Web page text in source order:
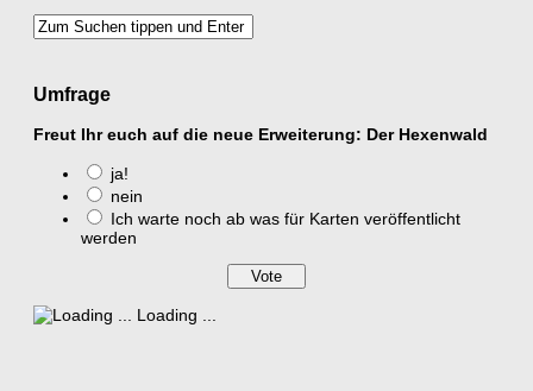
Umfrage
Freut Ihr euch auf die neue Erweiterung: Der Hexenwald
ja!
nein
Ich warte noch ab was für Karten veröffentlicht
werden
Loading ...